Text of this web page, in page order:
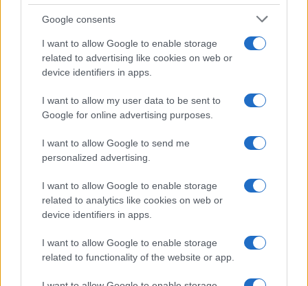
Google consents
I want to allow Google to enable storage
related to advertising like cookies on web or
device identifiers in apps.
I want to allow my user data to be sent to
Google for online advertising purposes.
I want to allow Google to send me
personalized advertising.
I want to allow Google to enable storage
related to analytics like cookies on web or
device identifiers in apps.
I want to allow Google to enable storage
related to functionality of the website or app.
Massimo Balsamo, 8 novembre 2023
#BENJAMIN NETANYAHU #ISRAELE
#STATI UNITI
Leggi i commenti
SEDUTE SATIRICHE
Vignetta del 04/08/2026